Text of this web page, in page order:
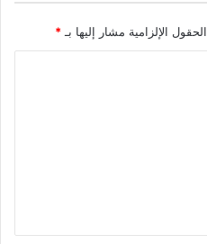
الحقول الإلزامية مشار إليها بـ *